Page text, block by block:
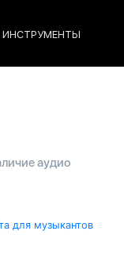
ИНСТРУМЕНТЫ
аудио
для музыкантов